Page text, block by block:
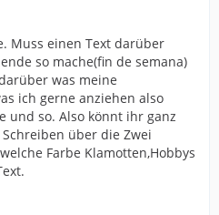
Muss einen Text darüber
so mache(fin de semana)
was meine
ich gerne anziehen also
und so. Also könnt ihr ganz
über die Zwei
Farbe Klamotten,Hobbys